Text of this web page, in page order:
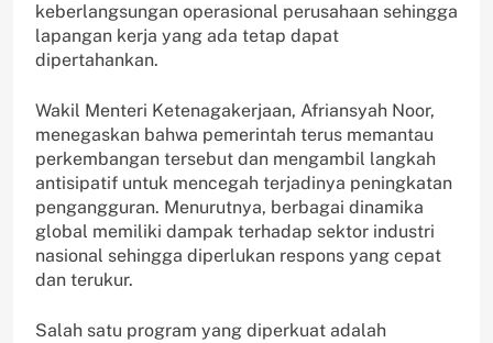
keberlangsungan operasional perusahaan sehingga
lapangan kerja yang ada tetap dapat
dipertahankan.
Wakil Menteri Ketenagakerjaan, Afriansyah Noor,
menegaskan bahwa pemerintah terus memantau
perkembangan tersebut dan mengambil langkah
antisipatif untuk mencegah terjadinya peningkatan
pengangguran. Menurutnya, berbagai dinamika
global memiliki dampak terhadap sektor industri
nasional sehingga diperlukan respons yang cepat
dan terukur.
Salah satu program yang diperkuat adalah